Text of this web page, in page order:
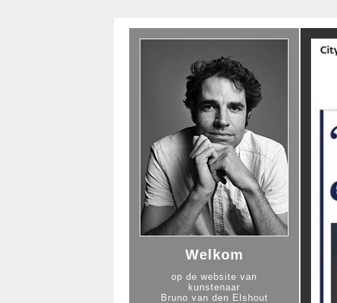
Welkom
op de website van
kunstenaar
Bruno van den Elshout